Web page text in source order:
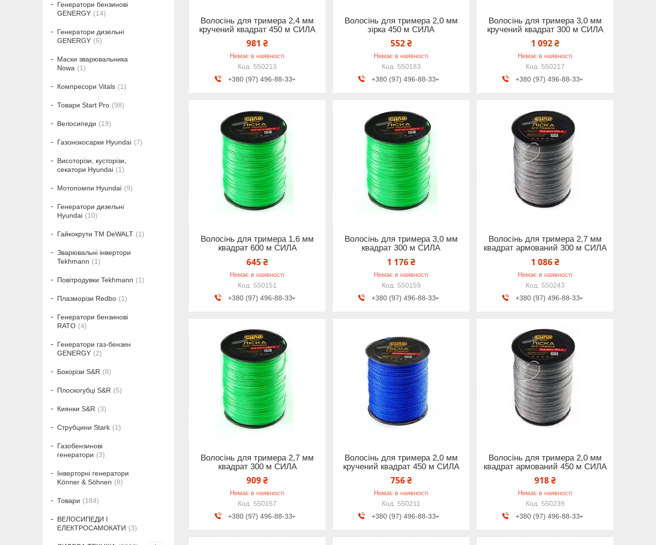
Волосінь для тримера 2,4 мм
кручений квадрат 450 м СИЛА
981 ₴
Немає в наявності
550213
+380 (97) 496-88-33
Волосінь для тримера 2,0 мм
зірка 450 м СИЛА
552 ₴
Немає в наявності
550183
+380 (97) 496-88-33
Волосінь для тримера 3,0 мм
кручений квадрат 300 м СИЛА
1 092 ₴
Немає в наявності
550217
+380 (97) 496-88-33
Волосінь для тримера 1,6 мм
квадрат 600 м СИЛА
645 ₴
Немає в наявності
550151
+380 (97) 496-88-33
Волосінь для тримера 3,0 мм
квадрат 300 м СИЛА
1 176 ₴
Немає в наявності
550159
+380 (97) 496-88-33
Волосінь для тримера 2,7 мм
квадрат армований 300 м СИЛА
1 086 ₴
Немає в наявності
550243
+380 (97) 496-88-33
Волосінь для тримера 2,7 мм
квадрат 300 м СИЛА
909 ₴
Немає в наявності
550157
+380 (97) 496-88-33
Волосінь для тримера 2,0 мм
кручений квадрат 450 м СИЛА
756 ₴
Немає в наявності
550211
+380 (97) 496-88-33
Волосінь для тримера 2,0 мм
квадрат армований 450 м СИЛА
918 ₴
Немає в наявності
550239
+380 (97) 496-88-33
Генератори бензинові
GENERGY
14
Генератори дизельні
GENERGY
5
Маски зварювальника
Nowa
1
Компресори Vitals 1
Товари Start Pro 98
Велосипеди 19
Газонокосарки Hyundai 7
Висоторізи, кусторізи,
секатори Hyundai
1
Мотопомпи Hyundai 9
Генератори дизельні
Hyundai
10
Гайкокрути ТМ DeWALT 1
Зварювальні інвертори
Tekhmann
1
Повітродувки Tekhmann 1
Плазморізи Redbo 1
Генератори бензинові
RATO
4
Генератори газ-бензин
GENERGY
2
Бокорізи S&R 8
Плоскогубці S&R 5
Киянки S&R 3
Струбцини Stark 1
Газобензинові
генератори
3
Інверторні генератори
Könner & Söhnen
8
Товари 184
ВЕЛОСИПЕДИ І
ЕЛЕКТРОСАМОКАТИ
3